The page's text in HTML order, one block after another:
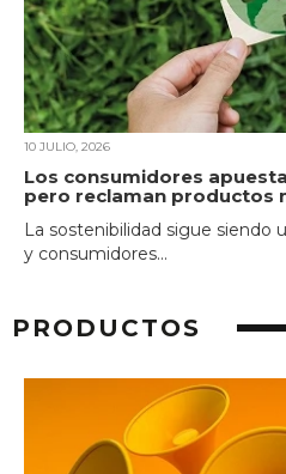
10 JULIO, 2026
Los consumidores
pero reclaman productos
La sostenibilidad sigue siendo
y consumidores...
PRODUCTOS